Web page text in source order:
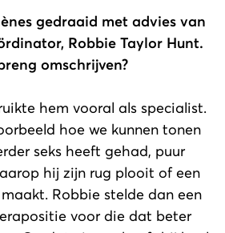
gedraaid met advies van
Robbie Taylor Hunt.
omschrijven?
hem vooral als specialist.
hoe we kunnen tonen
seks heeft gehad, puur
hij zijn rug plooit of een
Robbie stelde dan een
voor die dat beter